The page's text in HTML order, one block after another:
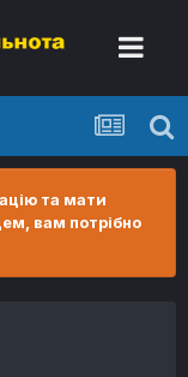
та мати
вам потрібно